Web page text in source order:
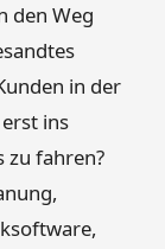
den Weg
in der
ins
zu fahren?